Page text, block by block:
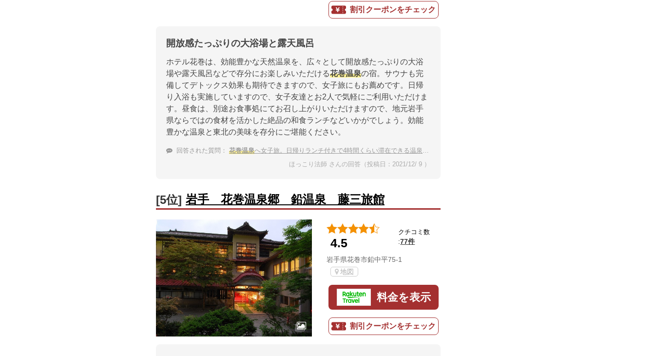
割引クーポンをチェック
開放感たっぷりの大浴場と露天風呂
ホテル花巻は、効能豊かな天然温泉を、広々として開放感たっぷりの大浴
場や露天風呂などで存分にお楽しみいただける花巻温泉の宿。サウナも完
備してデトックス効果も期待できますので、女子旅にもお薦めです。日帰
り入浴も実施していますので、女子友達とお2人で気軽にご利用いただけま
す。昼食は、別途お食事処にてお召し上がりいただけますので、地元岩手
県ならではの食材を活かした絶品の和食ランチなどいかがでしょう。効能
豊かな温泉と東北の美味を存分にご堪能ください。
回答された質問： 花巻温泉へ女子旅。日帰りランチ付きで4時間くらい滞在できる温泉宿は？
ほっこり法師 さんの回答（投稿日：2021/12/ 9 ）
[5位] 岩手 花巻温泉郷 鉛温泉 藤三旅館
4.5
クチコミ数
:77件
岩手県花巻市鉛中平75-1
地図
料金を表示
割引クーポンをチェック